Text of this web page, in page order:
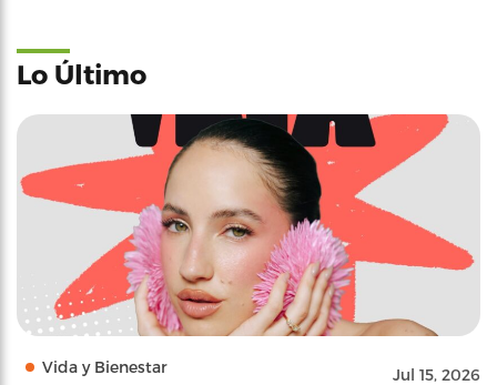
Lo Último
Vida y Bienestar Jul 15, 2026